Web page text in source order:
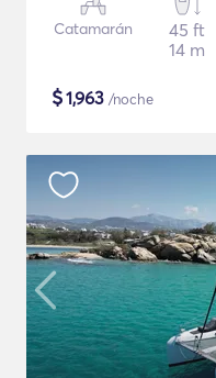
Catamarán
45 ft
14 m
$1,963 /noche